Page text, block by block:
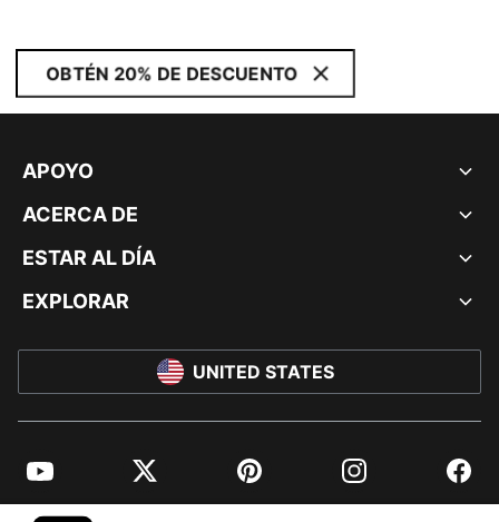
OBTÉN 20% DE DESCUENTO
APOYO
ACERCA DE
ESTAR AL DÍA
EXPLORAR
UNITED STATES
YouTube Twitter Pinterest Instagram